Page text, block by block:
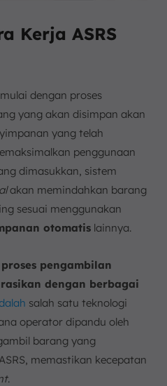
Kerja ASRS
dengan proses
yang akan disimpan akan
yang telah
penggunaan
dimasukkan, sistem
akan memindahkan barang
sesuai menggunakan
otomatis lainnya.
proses pengambilan
dengan berbagai
salah satu teknologi
operator dipandu oleh
barang yang
memastikan kecepatan
.